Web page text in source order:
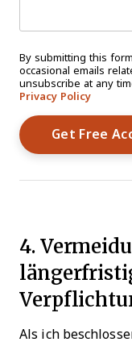
By submitting this
occasional emails
unsubscribe at any
Privacy Policy
4.
Als ich